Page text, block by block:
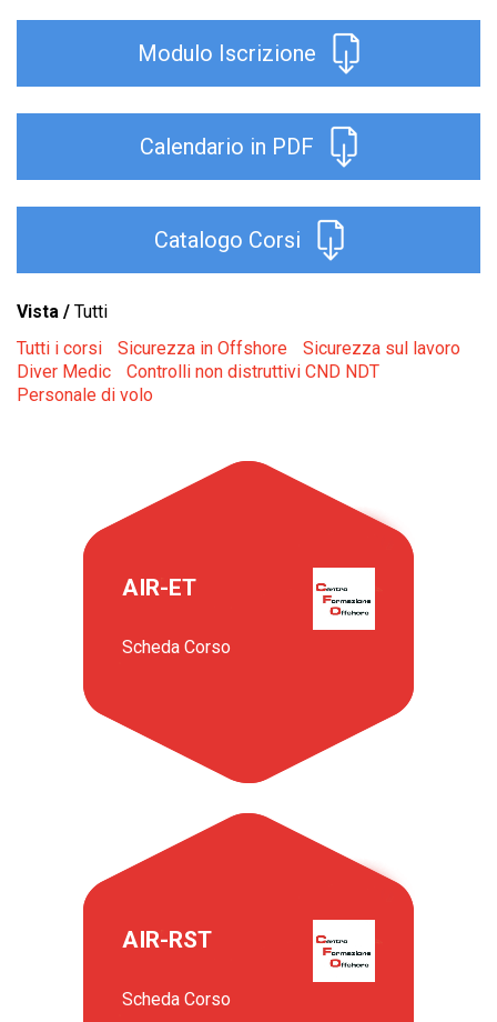
Modulo Iscrizione
Calendario in PDF
Catalogo Corsi
Vista / Tutti
Tutti i corsi
Sicurezza in Offshore
Sicurezza sul lavoro
Diver Medic
Controlli non distruttivi CND NDT
Personale di volo
AIR-ET
Scheda Corso
AIR-RST
Scheda Corso